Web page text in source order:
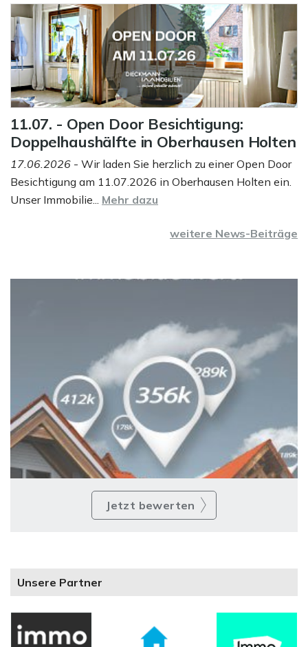
11.07. - Open Door Besichtigung:
Doppelhaushälfte in Oberhausen Holten
17.06.2026 - Wir laden Sie herzlich zu einer Open Door
Besichtigung am 11.07.2026 in Oberhausen Holten ein.
Unser Immobilie... Mehr dazu
weitere News-Beiträge
Jetzt bewerten
Unsere Partner